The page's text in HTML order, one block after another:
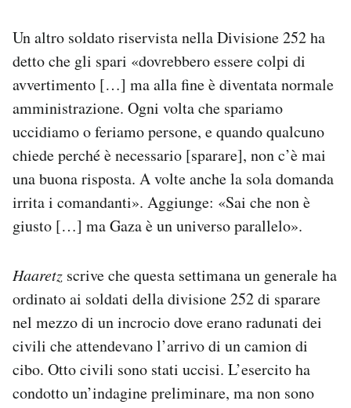
Un altro soldato riservista nella Divisione 252 ha
detto che gli spari «dovrebbero essere colpi di
avvertimento […] ma alla fine è diventata normale
amministrazione. Ogni volta che spariamo
uccidiamo o feriamo persone, e quando qualcuno
chiede perché è necessario [sparare], non c’è mai
una buona risposta. A volte anche la sola domanda
irrita i comandanti». Aggiunge: «Sai che non è
giusto […] ma Gaza è un universo parallelo».
Haaretz scrive che questa settimana un generale ha
ordinato ai soldati della divisione 252 di sparare
nel mezzo di un incrocio dove erano radunati dei
civili che attendevano l’arrivo di un camion di
cibo. Otto civili sono stati uccisi. L’esercito ha
condotto un’indagine preliminare, ma non sono